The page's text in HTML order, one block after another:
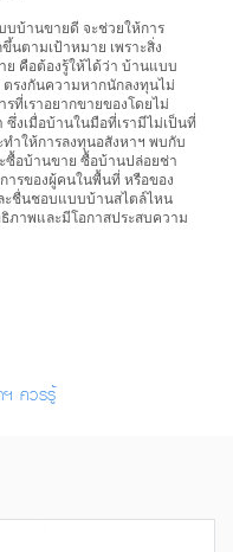
นขายดี จะช่วยให้การ
นตามเป้าหมาย เพราะสิ่ง
ย คือต้องรู้ให้ได้ว่า บ้านแบบ
รงกันความหากนักลงทุนไม่
ที่เราอยากขายของโดยไม่
งเมื่อบ้านในมือที่เรามีไม่เป็นที่
ำให้การลงทุนอสังหาฯ พบกับ
ซื้อบ้านขาย ซื้อบ้านปล่อยช่า
ารของผู้คนในพื้นที่ หรือของ
ะชื่นชอบแบบบ้านสไตล์ไหน
ภาพและมีโอกาสประสบความ
ควรรู้